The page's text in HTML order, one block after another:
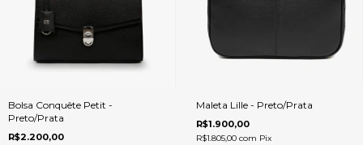
Bolsa Conquête Petit -
Preto/Prata
R$2.200,00
Maleta Lille - Preto/Prata
R$1.900,00
R$1.805,00 com Pix